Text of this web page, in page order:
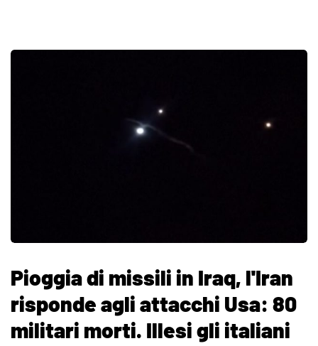
Pioggia di missili in Iraq, l'Iran
risponde agli attacchi Usa: 80
militari morti. Illesi gli italiani